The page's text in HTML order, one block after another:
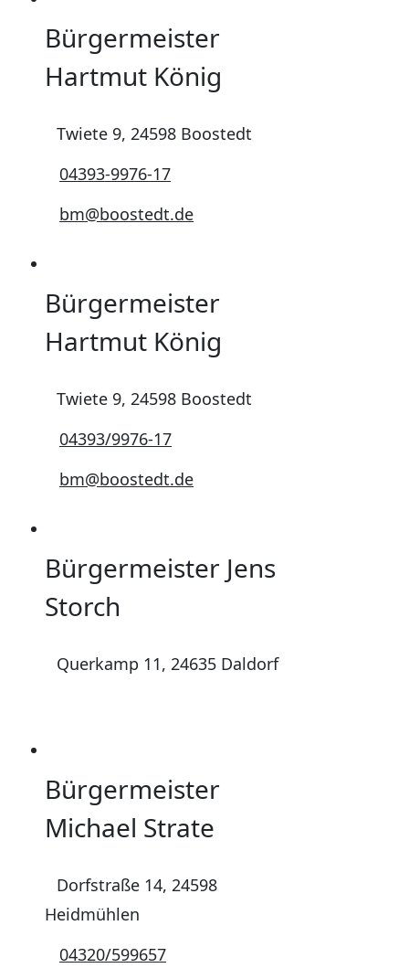
Bürgermeister
Hartmut König
Twiete 9, 24598 Boostedt
04393-9976-17
bm@boostedt.de
Bürgermeister
Hartmut König
Twiete 9, 24598 Boostedt
04393/9976-17
bm@boostedt.de
Bürgermeister Jens
Storch
Querkamp 11, 24635 Daldorf
Bürgermeister
Michael Strate
Dorfstraße 14, 24598
Heidmühlen
04320/599657